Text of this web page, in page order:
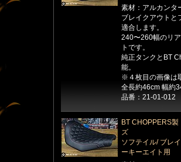
素材：アルカンタ
ブレイクアウトと
適合します。
240〜260幅のリ
トです。
純正タンクとBT
能。
※４枚目の画像は
全長約46cm 幅約
品番：21-01-012
BT CHOPPERS
ズ
ソフテイル/ ブレ
ーキーエイト用